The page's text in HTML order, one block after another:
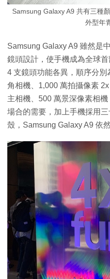
Samsung Galaxy A9 共有三種
外型年
Samsung Galaxy A9 雖然是
鏡頭設計，使手機成為全球首
4 支鏡頭功能各異，順序分別
角相機、1,000 萬拍攝像素
主相機、500 萬景深像素相
場合的需要，加上手機採用
殼，Samsung Galaxy A9 依